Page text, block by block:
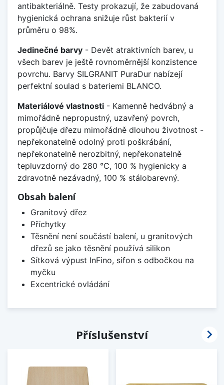
antibakteriálně. Testy prokazují, že zabudovaná
hygienická ochrana snižuje růst bakterií v
průměru o 98%.
Jedinečné barvy - Devět atraktivních barev, u
všech barev je ještě rovnoměrnější konzistence
povrchu. Barvy SILGRANIT PuraDur nabízejí
perfektní soulad s bateriemi BLANCO.
Materiálové vlastnosti - Kamenně hedvábný a
mimořádně nepropustný, uzavřený povrch,
propůjčuje dřezu mimořádně dlouhou životnost -
nepřekonatelně odolný proti poškrábání,
nepřekonatelně nerozbitný, nepřekonatelně
tepluvzdorný do 280 °C, 100 % hygienicky a
zdravotně nezávadný, 100 % stálobarevný.
Obsah balení
Granitový dřez
Příchytky
Těsnění není součástí balení, u granitových
dřezů se jako těsnění používá silikon
Sítková výpust InFino, sifon s odbočkou na
myčku
Excentrické ovládání
Příslušenství 